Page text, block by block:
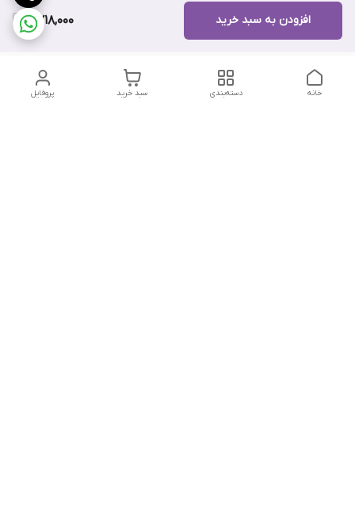
6,718,000 افزودن به سبد خرید
پروفایل سبد خرید دسته‌بندی خانه